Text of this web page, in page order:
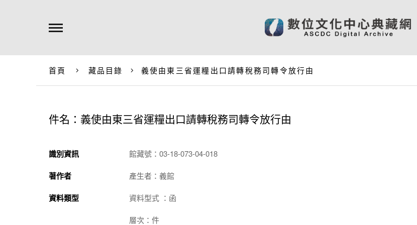
首頁 藏品目錄 義使由東三省運糧出口請轉稅務司轉令放行由
件名：義使由東三省運糧出口請轉稅務司轉令放行由
識別資訊 館藏號：03-18-073-04-018
著作者 產生者：義館
資料類型 資料型式 ：函
層次：件